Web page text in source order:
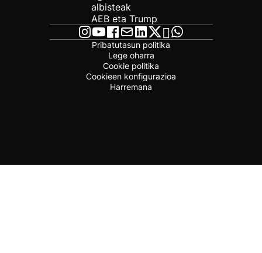
albisteak
AEB eta Trump
Pribatutasun politika
Lege oharra
Cookie politika
Cookieen konfigurazioa
Harremana